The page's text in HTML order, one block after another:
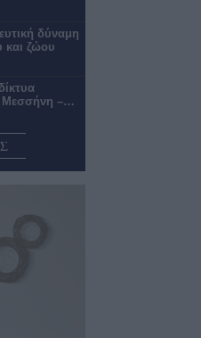
δύναμη
ζώου
Μεσσήνη –…
Πύλου σε…